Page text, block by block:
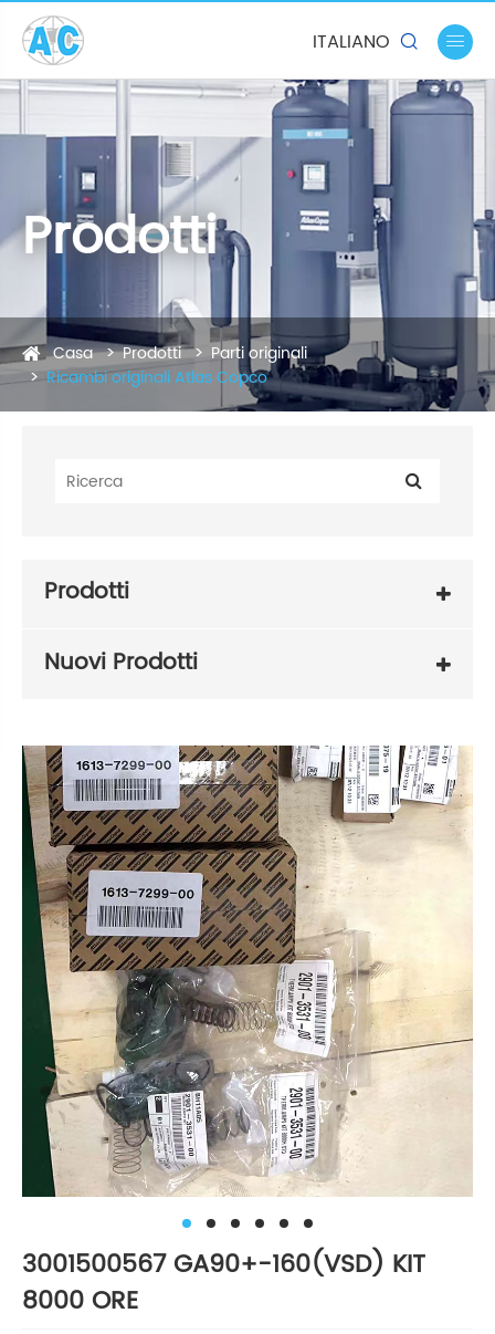
ITALIANO  
Prodotti
Casa Prodotti
Parti originali
Ricambi originali Atlas Copco
Prodotti
Nuovi Prodotti
3001500567 GA90+-160(VSD) KIT
8000 ORE